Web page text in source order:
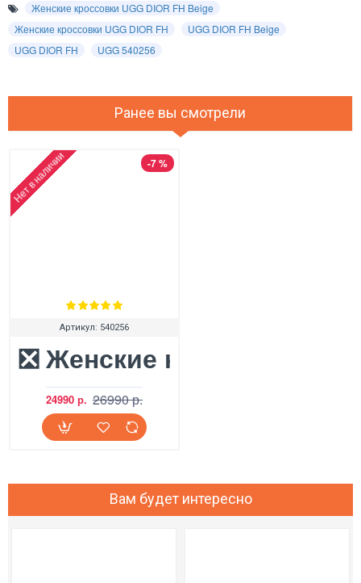
Женские кроссовки UGG DIOR FH Beige
Женские кроссовки UGG DIOR FH
UGG DIOR FH Beige
UGG DIOR FH
UGG 540256
Ранее вы смотрели
-7 %
Нет в наличии
Артикул: 540256
❎ Женские кроссовки
24990 р. 26990 р.
Вам будет интересно